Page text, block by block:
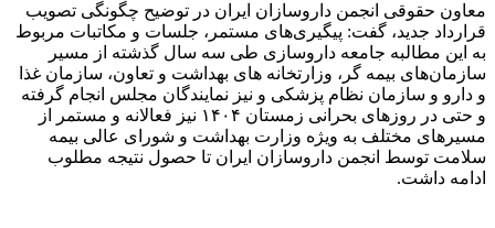
معاون حقوقی انجمن داروسازان ایران در توضیح چگونگی تصویب
قرارداد جدید، گفت: پیگیری‌های مستمر، جلسات و مکاتبات مربوط
به این مطالبه جامعه داروسازی طی سه سال گذشته از مسیر
سازمان‌های بیمه گر، وزارتخانه های بهداشت و تعاون، سازمان غذا
و دارو و سازمان نظام پزشکی و نیز نمایندگان مجلس انجام گرفته
و حتی در روزهای بحرانی زمستان ۱۴۰۴ نیز فعالانه و مستمر از
مسیرهای مختلف به ویژه وزارت بهداشت و شورای عالی بیمه
سلامت توسط انجمن داروسازان ایران تا حصول نتیجه مطلوب
ادامه داشت.